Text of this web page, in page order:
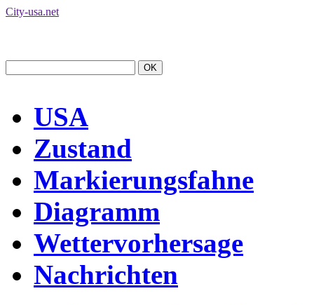
City-usa.net
USA
Zustand
Markierungsfahne
Diagramm
Wettervorhersage
Nachrichten